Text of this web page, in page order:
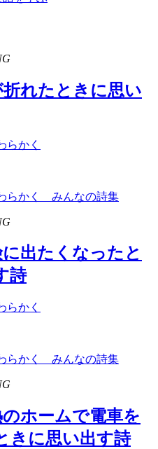
折れたときに思い
らかく
らかく みんなの詩集
に出たくなったと
詩
らかく
らかく みんなの詩集
のホームで電車を
きに思い出す詩